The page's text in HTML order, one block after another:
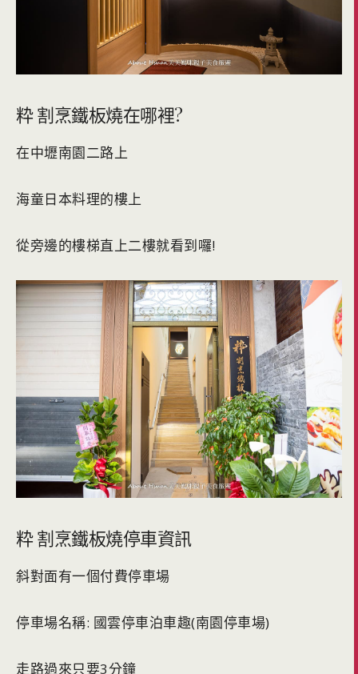
粋 割烹鐵板燒在哪裡?
在中壢南園二路上
海童日本料理的樓上
從旁邊的樓梯直上二樓就看到囉!
粋 割烹鐵板燒停車資訊
斜對面有一個付費停車場
停車場名稱: 國雲停車泊車趣(南園停車場)
走路過來只要3分鐘